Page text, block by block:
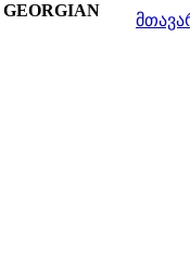
GEORGIAN